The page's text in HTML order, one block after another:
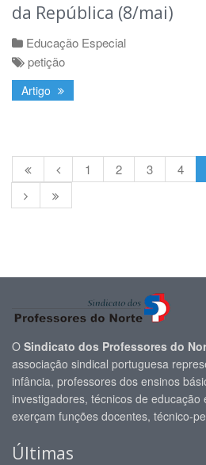
da República (8/mai)
Educação Especial
petição
Artigo
1 2 3 4
O Sindicato dos Professores do
associação sindical portuguesa
infância, professores dos ensinos
investigadores, técnicos de
exerçam funções docentes, técnico-
Últimas